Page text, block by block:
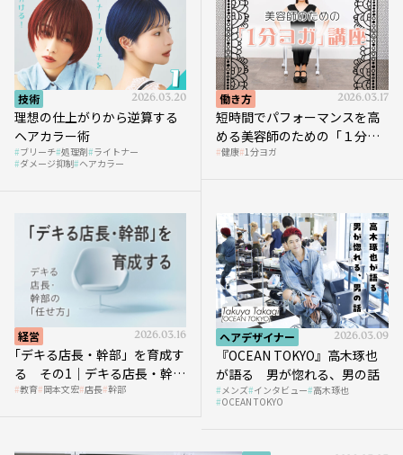
技術 2026.03.20
理想の仕上がりから逆算する
ヘアカラー術
ブリーチ 処理剤 ライトナー
ダメージ抑制 ヘアカラー
働き方 2026.03.17
短時間でパフォーマンスを高
める美容師のための「１分ヨ
ガ」講座｜実践編
健康 1分ヨガ
経営 2026.03.16
｢デキる店長・幹部」を育成す
る その1｜デキる店長・幹部
の「任せ方」
教育 岡本文宏 店長 幹部
ヘアデザイナー 2026.03.09
『OCEAN TOKYO』高木琢也
が語る 男が惚れる、男の話
メンズ インタビュー 高木琢也
OCEAN TOKYO